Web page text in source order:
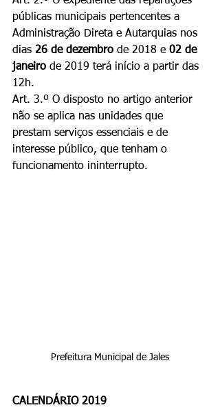
públicas municipais pertencentes a
Administração Direta e Autarquias nos
dias 26 de dezembro de 2018 e 02 de
janeiro de 2019 terá início a partir das
12h.
Art. 3.º O disposto no artigo anterior
não se aplica nas unidades que
prestam serviços essenciais e de
interesse público, que tenham o
funcionamento ininterrupto.
Prefeitura Municipal de Jales
CALENDÁRIO 2019